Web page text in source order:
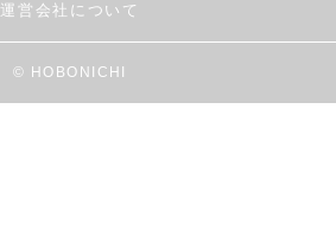
運営会社について
© HOBONICHI